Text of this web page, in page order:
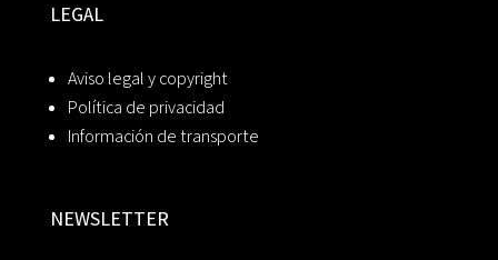
LEGAL
Aviso legal y copyright
Política de privacidad
Información de transporte
NEWSLETTER